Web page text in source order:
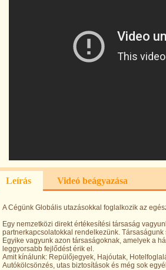
Leírás Videó beágyazása
A Cégünk Globális utazásokkal foglalkozik az
Egy nemzetközi direkt értékesítési társaság
partnerkapcsolatokkal rendelkezünk.
Egyike vagyunk azon társaságoknak, amelyek a
leggyorsabb fejlődést érik el.
Amit kínálunk: Repülőjegyek, Hajóutak,
Autókölcsönzés, utas biztosítások és még sok